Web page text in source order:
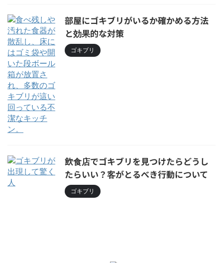
部屋にゴキブリがいるか確かめる方法
と効果的な対策
ゴキブリ
飲食店でゴキブリを見つけたらどうし
たらいい？客がとるべき行動について
ゴキブリ